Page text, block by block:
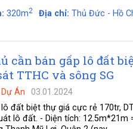
320m2 Địa chỉ: Thủ Đức - Hồ
cần bán gấp lô đất
TTHC và sông SG
Án
03.01.2024
đất biệt thự giá cực rẻ 170tr,
lô đất. - Diện tích: 12.5m*21m